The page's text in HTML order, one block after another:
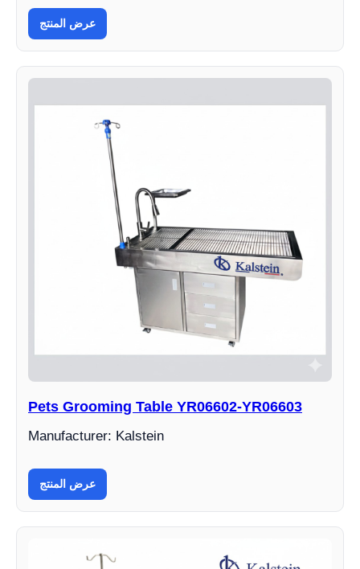
عرض المنتج
Pets Grooming Table YR06602-YR06603
Manufacturer: Kalstein
عرض المنتج